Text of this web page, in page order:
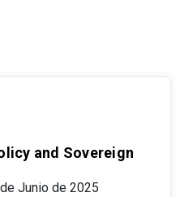
and Sovereign
Junio de 2025